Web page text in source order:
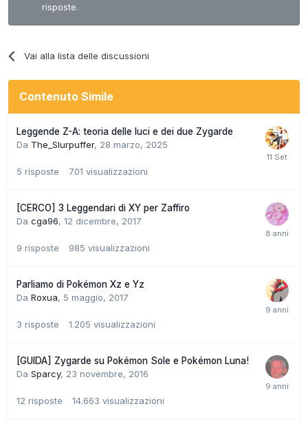
risposte.
Vai alla lista delle discussioni
Contenuto Simile
Leggende Z-A: teoria delle luci e dei due Zygarde
Da The_Slurpuffer, 28 marzo, 2025
5 risposte 701 visualizzazioni
[CERCO] 3 Leggendari di XY per Zaffiro
Da cga96, 12 dicembre, 2017
9 risposte 985 visualizzazioni
Parliamo di Pokémon Xz e Yz
Da Roxua, 5 maggio, 2017
3 risposte 1.205 visualizzazioni
[GUIDA] Zygarde su Pokémon Sole e Pokémon Luna!
Da Sparcy, 23 novembre, 2016
12 risposte 14.663 visualizzazioni